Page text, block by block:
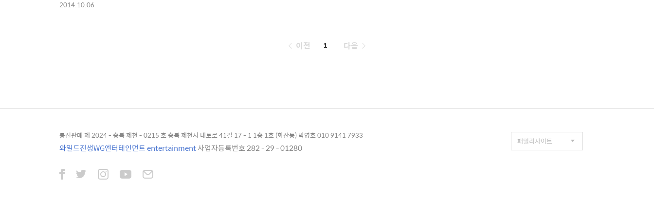
2014.10.06
페
이전 1 다음
통신판매 제 2024 - 충북 제천 - 0215 호 충북 제천시 내토로 41길 17 - 1 1층 1호 (화산동) 박영호 010 9141 7933
와일드진생WG엔터테인먼트 entertainment사업자등록번호 282 - 29 - 01280